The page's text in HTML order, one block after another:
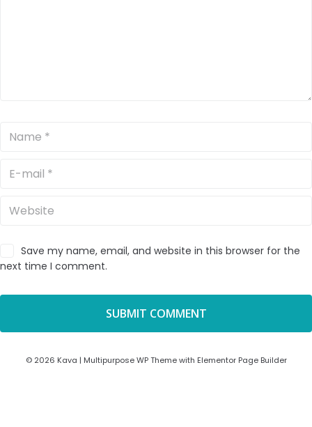
Save my name, email, and website in this browser for the
next time I comment.
© 2026 Kava | Multipurpose WP Theme with Elementor Page Builder